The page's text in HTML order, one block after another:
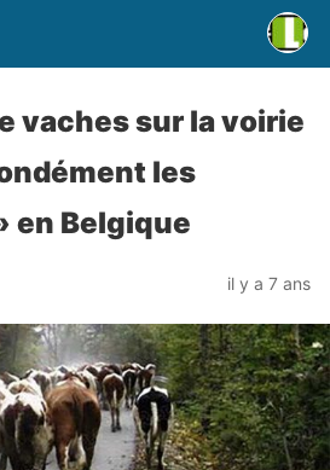
vaches sur la voirie
les
en Belgique
il y a 7 ans